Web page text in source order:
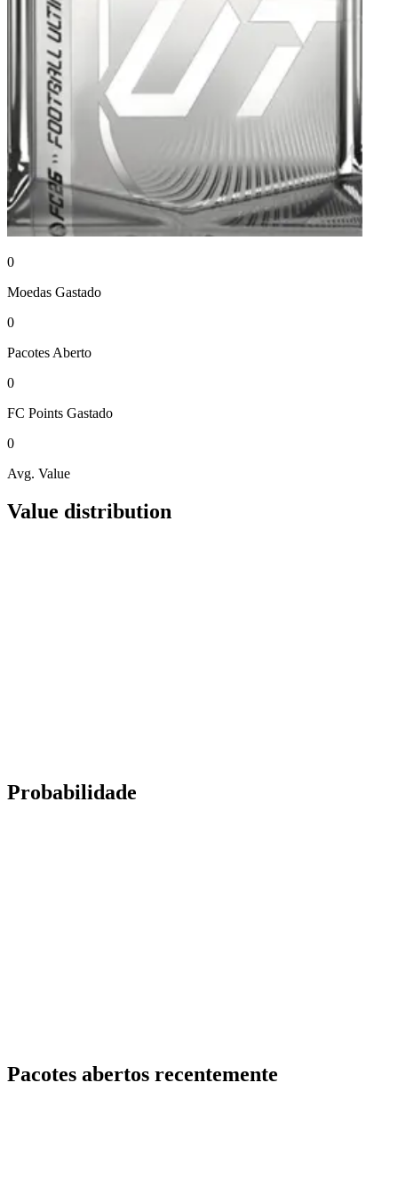
0
Moedas Gastado
0
Pacotes Aberto
0
FC Points Gastado
0
Avg. Value
Value distribution
Probabilidade
Pacotes abertos recentemente